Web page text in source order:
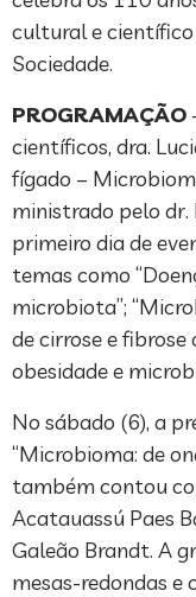
cultural e
Sociedade.
PROGRAMAÇÃO
científicos, dra.
fígado –
ministrado pelo dr.
primeiro dia de
temas como
microbiota”;
de cirrose e fibrose
obesidade e
No sábado (6), a
“Microbioma: de
também contou
Acatauassú Paes
Galeão Brandt. A
mesas-redondas e